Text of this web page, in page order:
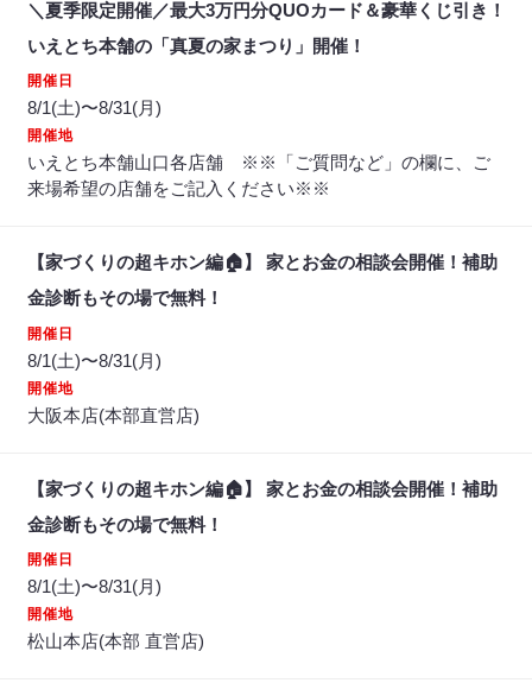
＼夏季限定開催／最大3万円分QUOカード＆豪華くじ引き！
いえとち本舗の「真夏の家まつり」開催！
開催日
8/1(土)〜8/31(月)
開催地
いえとち本舗山口各店舗 ※※「ご質問など」の欄に、ご
来場希望の店舗をご記入ください※※
【家づくりの超キホン編🏠】 家とお金の相談会開催！補助
金診断もその場で無料！
開催日
8/1(土)〜8/31(月)
開催地
大阪本店(本部直営店)
【家づくりの超キホン編🏠】 家とお金の相談会開催！補助
金診断もその場で無料！
開催日
8/1(土)〜8/31(月)
開催地
松山本店(本部 直営店)